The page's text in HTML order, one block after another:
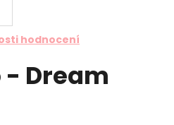
hodnocení
- Dream